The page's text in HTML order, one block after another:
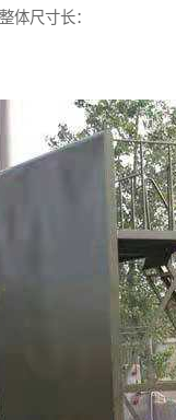
体尺寸长：